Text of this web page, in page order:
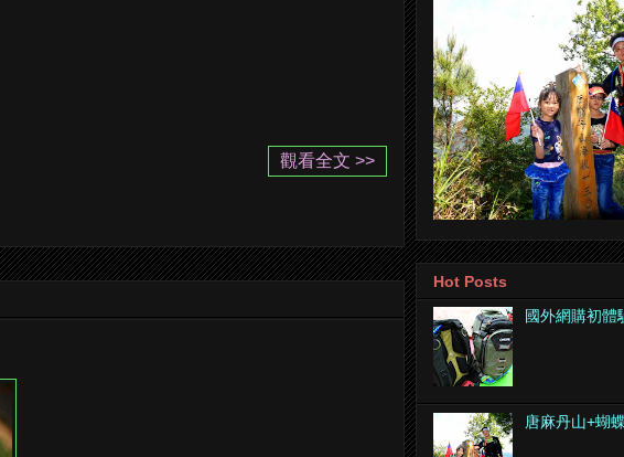
觀看全文 >>
Hot Posts
國外網購初體
唐麻丹山+蝴